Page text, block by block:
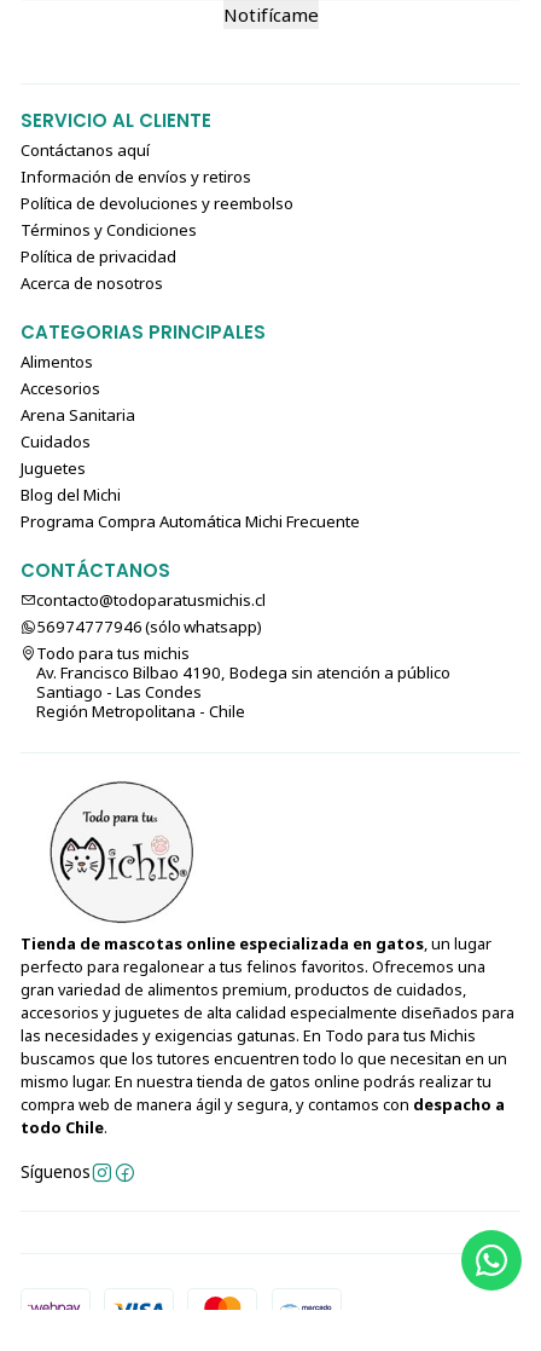
Notifícame
SERVICIO AL CLIENTE
Contáctanos aquí
Información de envíos y retiros
Política de devoluciones y reembolso
Términos y Condiciones
Política de privacidad
Acerca de nosotros
CATEGORIAS PRINCIPALES
Alimentos
Accesorios
Arena Sanitaria
Cuidados
Juguetes
Blog del Michi
Programa Compra Automática Michi Frecuente
CONTÁCTANOS
contacto@todoparatusmichis.cl
56974777946 (sólo⁣⁣⁣⁣⁣​​​​​​​​​​​​​​​ whatsapp)
Todo para tus michis
Av. Francisco Bilbao 4190, Bodega sin atención a público
Santiago - Las Condes
Región Metropolitana - Chile
Tienda de mascotas online especializada en gatos, un lugar
perfecto para regalonear a tus felinos favoritos. Ofrecemos una
gran variedad de alimentos premium, productos de cuidados,
accesorios y juguetes de alta calidad especialmente diseñados para
las necesidades y exigencias gatunas. En Todo para tus Michis
buscamos que los tutores encuentren todo lo que necesitan en un
mismo lugar. En nuestra tienda de gatos online podrás realizar tu
compra web de manera ágil y segura, y contamos con despacho a
todo Chile.
Síguenos